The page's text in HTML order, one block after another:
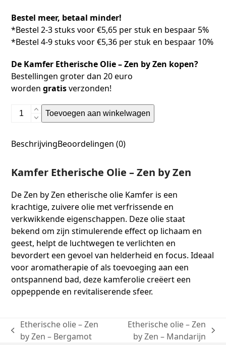
Bestel meer, betaal minder!
*Bestel 2-3 stuks voor €5,65 per stuk en bespaar 5%
*Bestel 4-9 stuks voor €5,36 per stuk en bespaar 10%
De Kamfer Etherische Olie – Zen by Zen kopen?
Bestellingen groter dan 20 euro
wordengratisverzonden!
Toevoegen aan winkelwagen
BeschrijvingBeoordelingen (0)
Kamfer Etherische Olie – Zen by Zen
De Zen by Zen etherische olie Kamfer is een
krachtige, zuivere olie met verfrissende en
verkwikkende eigenschappen. Deze olie staat
bekend om zijn stimulerende effect op lichaam en
geest, helpt de luchtwegen te verlichten en
bevordert een gevoel van helderheid en focus. Ideaal
voor aromatherapie of als toevoeging aan een
ontspannend bad, deze kamferolie creëert een
oppeppende en revitaliserende sfeer.
Etherische olie – Zen
by Zen – Bergamot
Etherische olie – Zen
by Zen – Mandarijn